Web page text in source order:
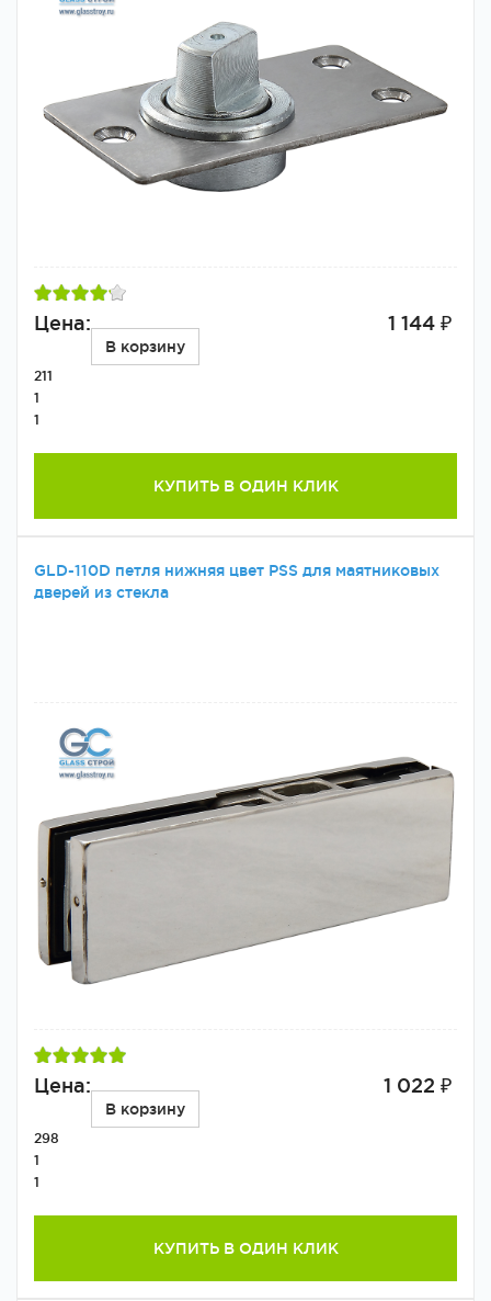
Цена: 1 144 ₽
В корзину
211
1
1
КУПИТЬ В ОДИН КЛИК
GLD-110D петля нижняя цвет PSS для маятниковых
дверей из стекла
Цена: 1 022 ₽
В корзину
298
1
1
КУПИТЬ В ОДИН КЛИК